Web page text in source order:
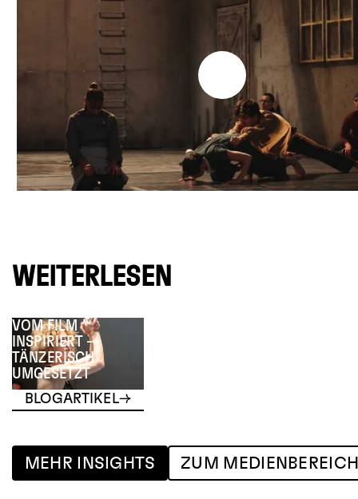
WEITERLESEN
VOM FILM
INSPIRIERT –
TÄNZERISCH
UMGESETZT
BLOGARTIKEL
MEHR INSIGHTS ZUM